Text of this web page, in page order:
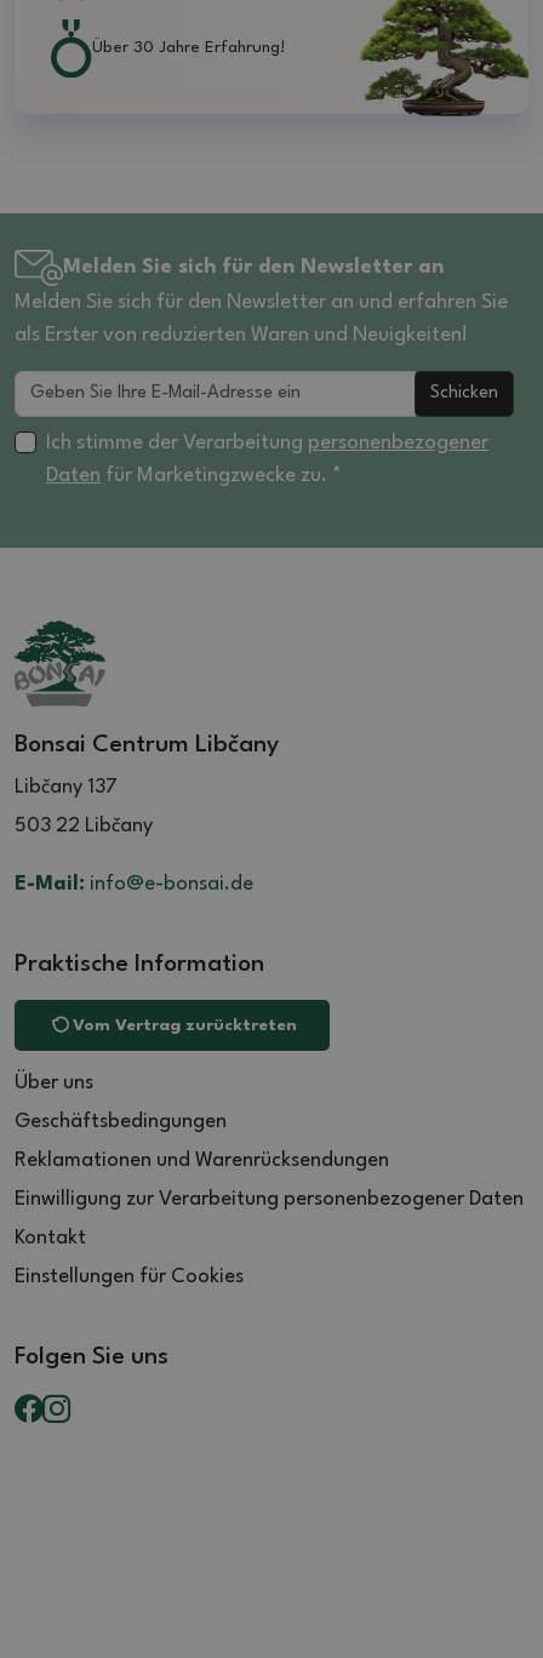
Über 30 Jahre Erfahrung!
Melden Sie sich für den Newsletter an
Melden Sie sich für den Newsletter an und erfahren Sie
als Erster von reduzierten Waren und Neuigkeiten!
Schicken
Ich stimme der Verarbeitung personenbezogener
Daten für Marketingzwecke zu. *
Bonsai Centrum Libčany
Libčany 137
503 22 Libčany
E-Mail: info@e-bonsai.de
Praktische Information
Vom Vertrag zurücktreten
Über uns
Geschäftsbedingungen
Reklamationen und Warenrücksendungen
Einwilligung zur Verarbeitung personenbezogener Daten
Kontakt
Einstellungen für Cookies
Folgen Sie uns